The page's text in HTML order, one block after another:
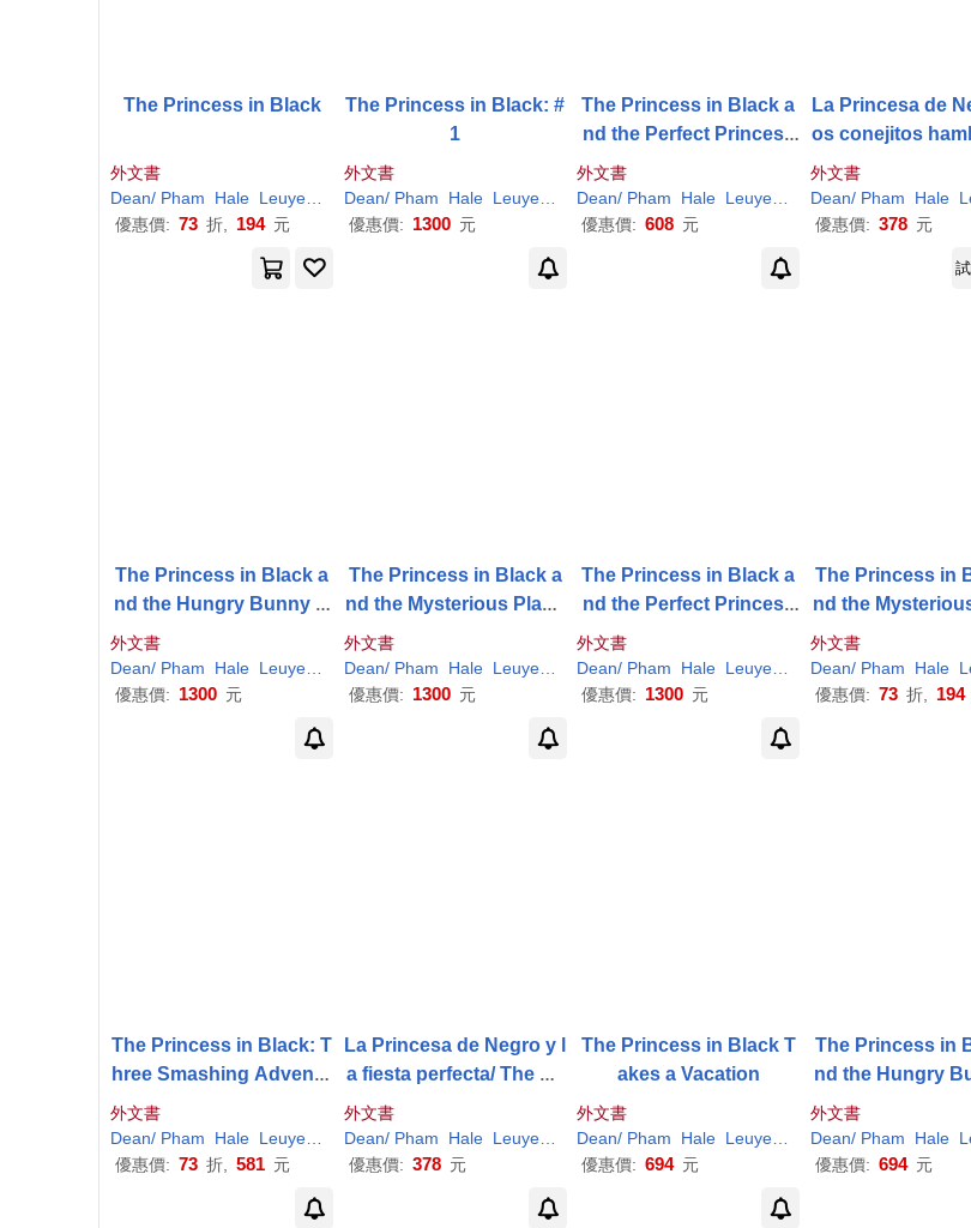
The Princess in Black
外文書
Dean/ Pham Hale Leuyen ILT) Shannon/
Hale
優惠價: 73 折, 194 元
The Princess in Black: #
1
外文書
Dean/ Pham Hale Leuyen ILT) Shannon/
Hale
優惠價: 1300 元
The Princess in Black a
nd the Perfect Princess
外文書
Dean/ Pham Hale Leuyen ILT) Shannon/
Hale
優惠價: 608 元
La Princesa de
os conejitos
s/ The Princess
and the Hungry
外文書
Dean/ Pham Hale
優惠價: 378 元
The Princess in Black a
nd the Hungry Bunny H
外文書
Dean/ Pham Hale Leuyen ILT) Shannon/
Hale
優惠價: 1300 元
The Princess in Black a
nd the Mysterious Playd
外文書
Dean/ Pham Hale Leuyen ILT) Shannon/
Hale
優惠價: 1300 元
The Princess in Black a
nd the Perfect Princess
外文書
Dean/ Pham Hale Leuyen ILT) Shannon/
Hale
優惠價: 1300 元
The Princess in
nd the
外文書
Dean/ Pham Hale
優惠價: 73 折, 194
The Princess in Black: T
hree Smashing Adventu
res: Books 1-3 (Box Set
of Early Chapter Books
about Funny Hero Adve
外文書
Dean/ Pham Hale Leuyen ILT) Shannon/
Hale
優惠價: 73 折, 581 元
La Princesa de Negro y l
a fiesta perfecta/ The Pri
ncess in Black and the
Perfect Princess Party
外文書
Dean/ Pham Hale Leuyen ILT) Shannon/
Hale
優惠價: 378 元
The Princess in Black T
akes a Vacation
外文書
Dean/ Pham Hale Leuyen ILT) Shannon/
Hale
優惠價: 694 元
The Princess in
nd the Hungry
外文書
Dean/ Pham Hale
優惠價: 694 元